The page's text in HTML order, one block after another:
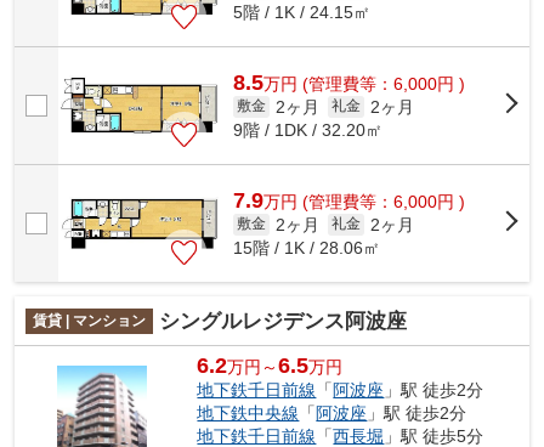
5階 / 1K / 24.15㎡
8.5万円 (管理費等：6,000円 )
敷金 2ヶ月 礼金
2ヶ月
9階 / 1DK / 32.20㎡
7.9万円 (管理費等：6,000円 )
敷金 2ヶ月 礼金
2ヶ月
15階 / 1K / 28.06㎡
賃貸 | マンション シングルレジデンス阿波座
6.2万円～6.5万円
地下鉄千日前線 「 阿波座 」駅 徒歩2分
地下鉄中央線 「 阿波座 」駅 徒歩2分
地下鉄千日前線 「西長堀 」駅 徒歩5分